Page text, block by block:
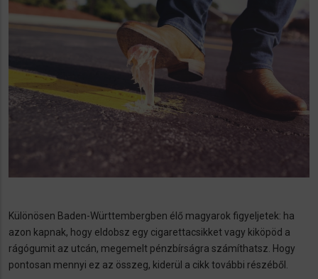
Különösen Baden-Württembergben élő magyarok figyeljetek: ha
azon kapnak, hogy eldobsz egy cigarettacsikket vagy kiköpöd a
rágógumit az utcán, megemelt pénzbírságra számíthatsz. Hogy
pontosan mennyi ez az összeg, kiderül a cikk további részéből.